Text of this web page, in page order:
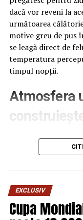
verzi” să se joace în
președintelui nu
este Georgia pe
Și dacă Putin îl ia
verzi?
dacă vor reveni la
următoarea
motive greu de pus
se leagă direct de
temperatura
timpul nopții.
Atmosfera
Contactul direct cu
senzații fizice pe
pe drum, seara
oferite democheta
care este percepută
mobilierului
EXCLUSIV
Cupa